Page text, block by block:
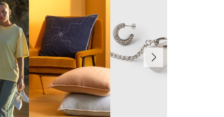
Înainte